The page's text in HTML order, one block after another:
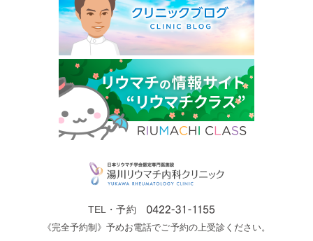
TEL・予約
《完全予約制》予めお電話でご予約の上受診ください。